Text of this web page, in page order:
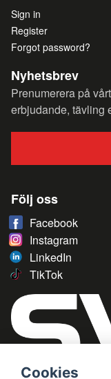
Sign in
Register
Forgot password?
Nyhetsbrev
Prenumerera på
erbjudande, tävling
Följ oss
Facebook
Instagram
LinkedIn
TikTok
Cookies